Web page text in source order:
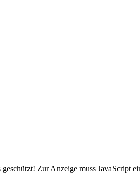
Zur Anzeige muss JavaScript